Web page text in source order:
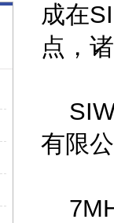
成在
点，
有限